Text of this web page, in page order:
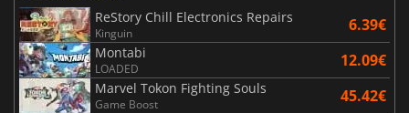
ReStory Chill Electronics Repairs
Kinguin 6.39€
Montabi
LOADED 12.09€
Marvel Tokon Fighting Souls
Game Boost 45.42€